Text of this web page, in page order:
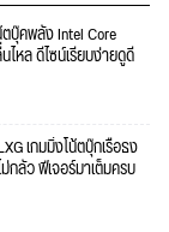
ตบุ๊คพลัง Intel Core
ไหล ดีไซน์เรียบง่ายดูดี
เกมมิ่งโน้ตบุ๊กเรือธง
ลัว ฟีเจอร์มาเต็มครบ